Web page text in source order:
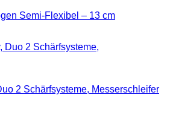
Semi-Flexibel – 13 cm
2 Schärfsysteme, Messerschleifer